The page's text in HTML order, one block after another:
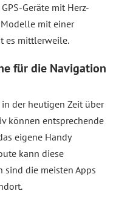
Geräte mit Herz-
mit einer
es mittlerweile.
für die Navigation
der heutigen Zeit über
können entsprechende
eigene Handy
kann diese
sind die meisten Apps